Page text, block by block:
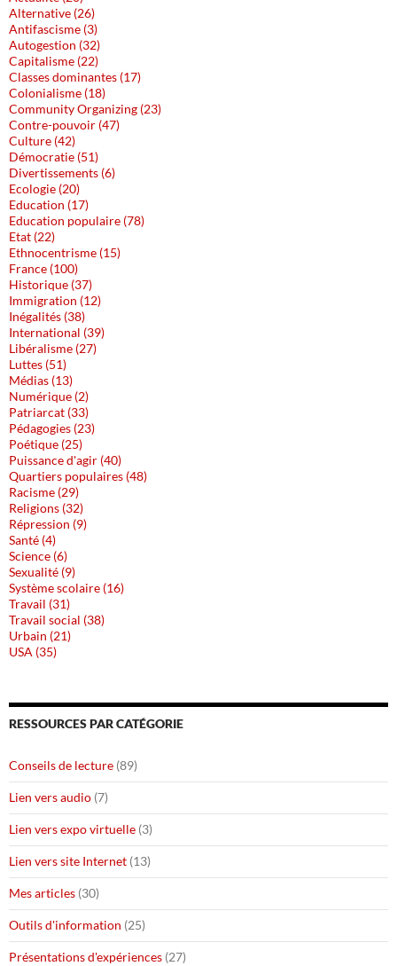
Alternative (26)
Antifascisme (3)
Autogestion (32)
Capitalisme (22)
Classes dominantes (17)
Colonialisme (18)
Community Organizing (23)
Contre-pouvoir (47)
Culture (42)
Démocratie (51)
Divertissements (6)
Ecologie (20)
Education (17)
Education populaire (78)
Etat (22)
Ethnocentrisme (15)
France (100)
Historique (37)
Immigration (12)
Inégalités (38)
International (39)
Libéralisme (27)
Luttes (51)
Médias (13)
Numérique (2)
Patriarcat (33)
Pédagogies (23)
Poétique (25)
Puissance d'agir (40)
Quartiers populaires (48)
Racisme (29)
Religions (32)
Répression (9)
Santé (4)
Science (6)
Sexualité (9)
Système scolaire (16)
Travail (31)
Travail social (38)
Urbain (21)
USA (35)
RESSOURCES PAR CATÉGORIE
Conseils de lecture (89)
Lien vers audio (7)
Lien vers expo virtuelle (3)
Lien vers site Internet (13)
Mes articles (30)
Outils d'information (25)
Présentations d'expériences (27)